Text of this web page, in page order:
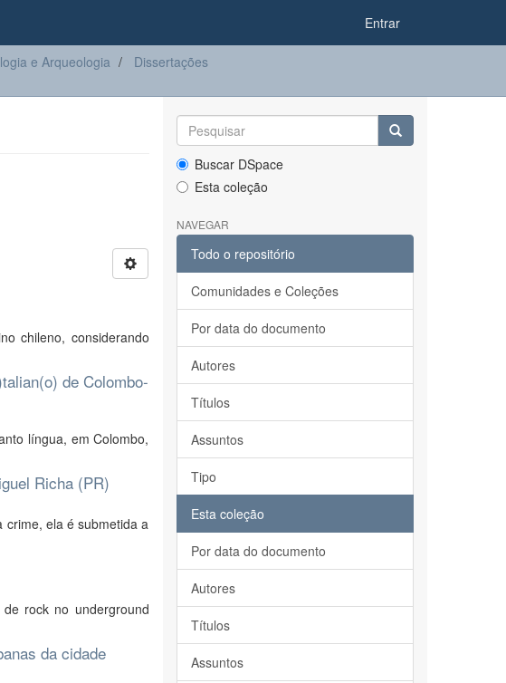
Entrar
e Arqueologia
Dissertações
chileno, considerando
de Colombo-
língua, em Colombo,
Richa (PR)
crime, ela é submetida a
rock no underground
da cidade
Buscar DSpace
Esta coleção
NAVEGAR
Todo o repositório
Comunidades e Coleções
Por data do documento
Autores
Títulos
Assuntos
Tipo
Esta coleção
Por data do documento
Autores
Títulos
Assuntos